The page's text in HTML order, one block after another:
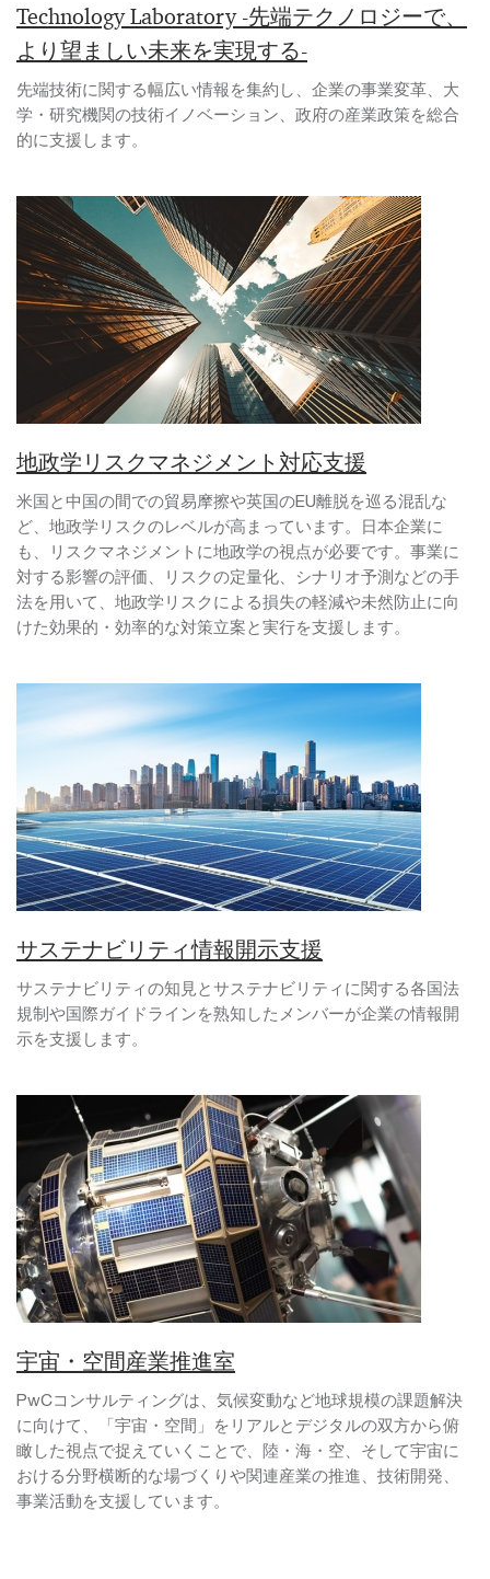
Technology Laboratory -先端テクノロジーで、
より望ましい未来を実現する-
先端技術に関する幅広い情報を集約し、企業の事業変革、大
学・研究機関の技術イノベーション、政府の産業政策を総合
的に支援します。
地政学リスクマネジメント対応支援
米国と中国の間での貿易摩擦や英国のEU離脱を巡る混乱な
ど、地政学リスクのレベルが高まっています。日本企業に
も、リスクマネジメントに地政学の視点が必要です。事業に
対する影響の評価、リスクの定量化、シナリオ予測などの手
法を用いて、地政学リスクによる損失の軽減や未然防止に向
けた効果的・効率的な対策立案と実行を支援します。
サステナビリティ情報開示支援
サステナビリティの知見とサステナビリティに関する各国法
規制や国際ガイドラインを熟知したメンバーが企業の情報開
示を支援します。
宇宙・空間産業推進室
PwCコンサルティングは、気候変動など地球規模の課題解決
に向けて、「宇宙・空間」をリアルとデジタルの双方から俯
瞰した視点で捉えていくことで、陸・海・空、そして宇宙に
おける分野横断的な場づくりや関連産業の推進、技術開発、
事業活動を支援しています。